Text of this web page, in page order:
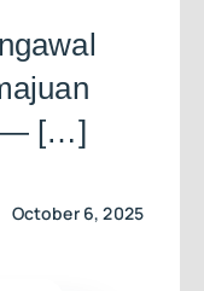
— […]
October 6, 2025